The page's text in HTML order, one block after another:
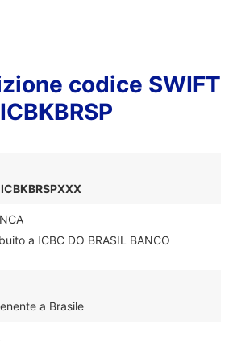
codice SWIFT
ICBKBRSP
ICBKBRSPXXX
a ICBC DO BRASIL BANCO
a Brasile